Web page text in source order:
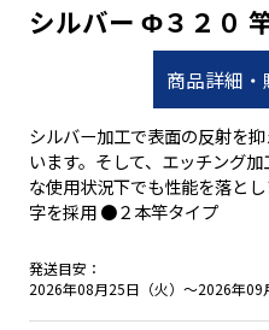
シルバー Φ３２０
商品詳細
シルバー加工で表面の反射を
います。そして、エッチング
な使用状況下でも性能を落と
字を採用 ●２本竿タイプ
発送目安：
2026年08月25日（火）～2026年09